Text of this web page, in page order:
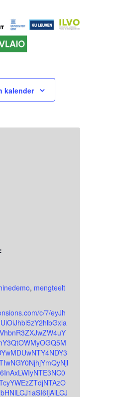
kalender
, mengteelt
c/7/eyJh